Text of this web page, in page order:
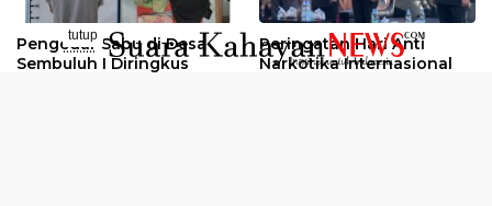
Pengedar Sabu di Desa
Sembuluh I Diringkus
Peringatan Hari Anti
Narkotika Internasional
tutup
..........